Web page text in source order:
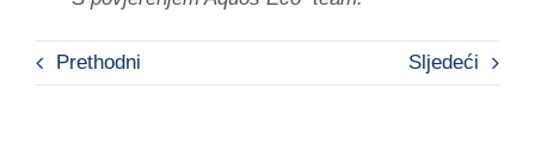
Prethodni Sljedeći